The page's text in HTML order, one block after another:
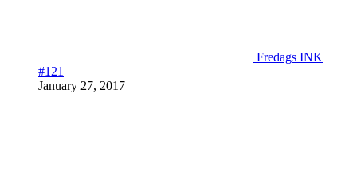
Fredags INK
#121
January 27, 2017